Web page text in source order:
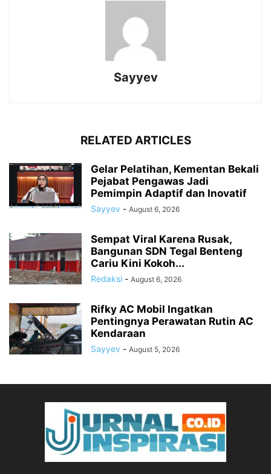
Sayyev
RELATED ARTICLES
Gelar Pelatihan, Kementan Bekali
Pejabat Pengawas Jadi
Pemimpin Adaptif dan Inovatif
Sayyev - August 6, 2026
Sempat Viral Karena Rusak,
Bangunan SDN Tegal Benteng
Cariu Kini Kokoh...
Redaksi - August 6, 2026
Rifky AC Mobil Ingatkan
Pentingnya Perawatan Rutin AC
Kendaraan
Sayyev - August 5, 2026